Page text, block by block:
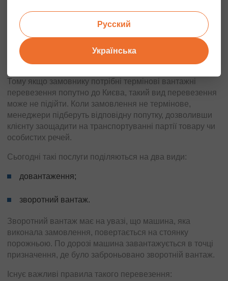
замовнику підбирають машину, яка робить холостий
пробіг.
Можливо, що таких вантажівок, які йдуть порожніми в
Тому якщо замовнику потрібні термінові вантажні
перевезення попутно до Києва, такий вид перевезення
може не підійти. Коли замовлення не термінове,
менеджери підберуть відповідну попутку, дозволивши
клієнту заощадити на транспортуванні партії товару чи
особистих речей.
Сьогодні такі послуги поділяються на два види:
довантаження;
зворотний вантаж.
Зворотний вантаж має на увазі, що машина, яка
виконала замовлення, повертається на стоянку
порожньою. По дорозі машина завантажується в точці
призначення, де було заброньовано зворотній вантаж.
Існує важливі правила такого перевезення:
Русский
Українська